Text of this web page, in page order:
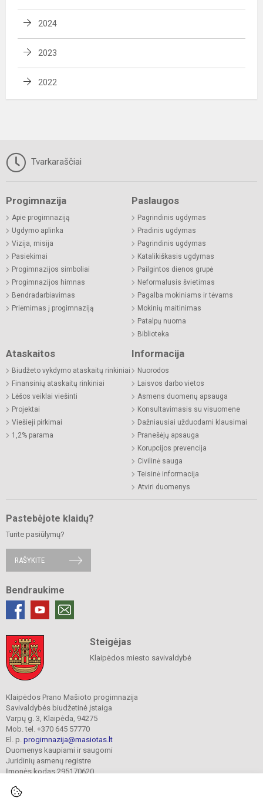
2024
2023
2022
Tvarkaraščiai
Progimnazija
Apie progimnaziją
Ugdymo aplinka
Vizija, misija
Pasiekimai
Progimnazijos simboliai
Progimnazijos himnas
Bendradarbiavimas
Priėmimas į progimnaziją
Paslaugos
Pagrindinis ugdymas
Pradinis ugdymas
Pagrindinis ugdymas
Katalikiškasis ugdymas
Pailgintos dienos grupė
Neformalusis švietimas
Pagalba mokiniams ir tėvams
Mokinių maitinimas
Patalpų nuoma
Biblioteka
Ataskaitos
Biudžeto vykdymo ataskaitų rinkiniai
Finansinių ataskaitų rinkiniai
Lėšos veiklai viešinti
Projektai
Viešieji pirkimai
1,2% parama
Informacija
Nuorodos
Laisvos darbo vietos
Asmens duomenų apsauga
Konsultavimasis su visuomene
Dažniausiai užduodami klausimai
Pranešėjų apsauga
Korupcijos prevencija
Civilinė sauga
Teisinė informacija
Atviri duomenys
Pastebėjote klaidų?
Turite pasiūlymų?
RAŠYKITE
Bendraukime
Steigėjas
Klaipėdos miesto savivaldybė
Klaipėdos Prano Mašioto progimnazija
Savivaldybės biudžetinė įstaiga
Varpų g. 3, Klaipėda, 94275
Mob. tel. +370 645 57770
El. p. progimnazija@masiotas.lt
Duomenys kaupiami ir saugomi
Juridinių asmenų registre
Įmonės kodas 295170620